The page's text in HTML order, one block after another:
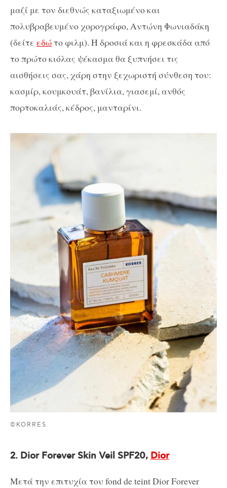
μαζί με τον διεθνώς καταξιωμένο και
πολυβραβευμένο χορογράφο, Αντώνη Φωνιαδάκη
(δείτε εδώτο φιλμ). Η δροσιά και η φρεσκάδα από
το πρώτο κιόλας ψέκασμα θα ξυπνήσει τις
αισθήσεις σας, χάρη στην ξεχωριστή σύνθεση του:
κασμίρ, κουμκουάτ, βανίλια, γιασεμί, ανθός
πορτοκαλιάς, κέδρος, μανταρίνι.
©KORRES
2. Dior Forever Skin Veil SPF20, Dior
Μετά την επιτυχία του fond de teint Dior Forever